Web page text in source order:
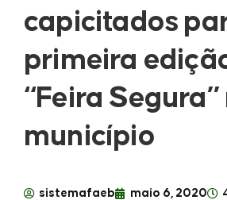
capicitados
primeira
“Feira Segura”
município
sistemafaeb maio 6, 2020